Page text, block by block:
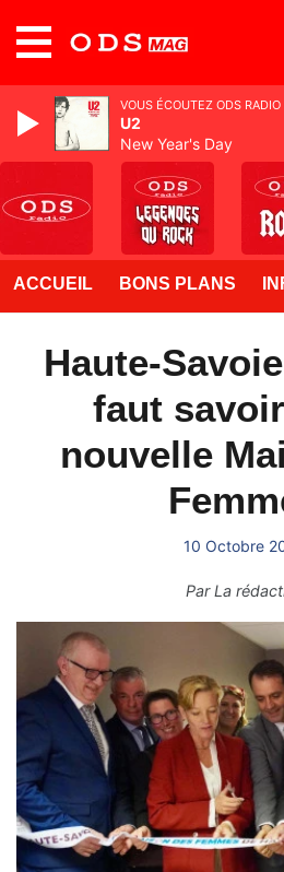
ACCUEIL BONS PLANS
Haute-
faut
nouvelle
10 Octobre
ParLa
VOUS ÉCOUTEZ ODS RADIO
U2
New Year's Day